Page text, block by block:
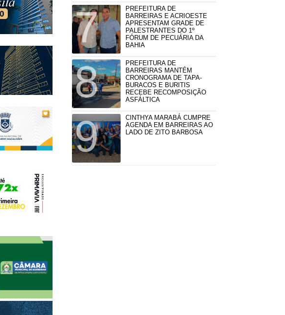
PREFEITURA DE
BARREIRAS E ACRIOESTE
APRESENTAM GRADE DE
PALESTRANTES DO 1º
FÓRUM DE PECUÁRIA DA
BAHIA
PREFEITURA DE
BARREIRAS MANTÉM
CRONOGRAMA DE TAPA-
BURACOS E BURITIS
RECEBE RECOMPOSIÇÃO
ASFÁLTICA
CINTHYA MARABÁ CUMPRE
AGENDA EM BARREIRAS AO
LADO DE ZITO BARBOSA